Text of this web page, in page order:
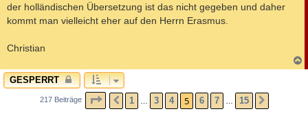
der holländischen Übersetzung ist das nicht gegeben und daher
kommt man vielleicht eher auf den Herrn Erasmus.
Christian
a
GESPERRT
217 Beiträge SEITE5 VON 15
VORHERIGE
1 3 4 5 6 7 15